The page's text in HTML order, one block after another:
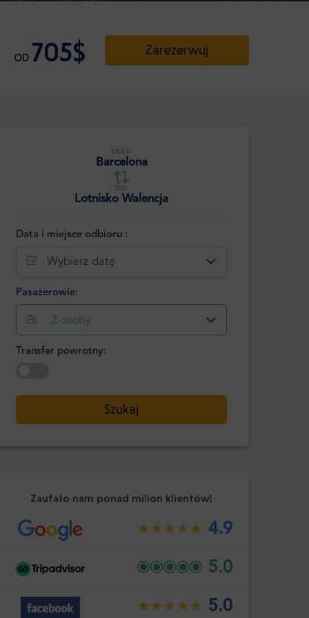
OD 705$ Zarezerwuj
SKĄD
Barcelona
DO
Lotnisko Walencja
Data i miejsce odbioru :
Wybierz datę
Godzina
: Potwierdź
Pasażerowie:
2 osoby
Transfer powrotny:
Szukaj
Zaufało nam ponad milion klientów!
4.9
5.0
5.0